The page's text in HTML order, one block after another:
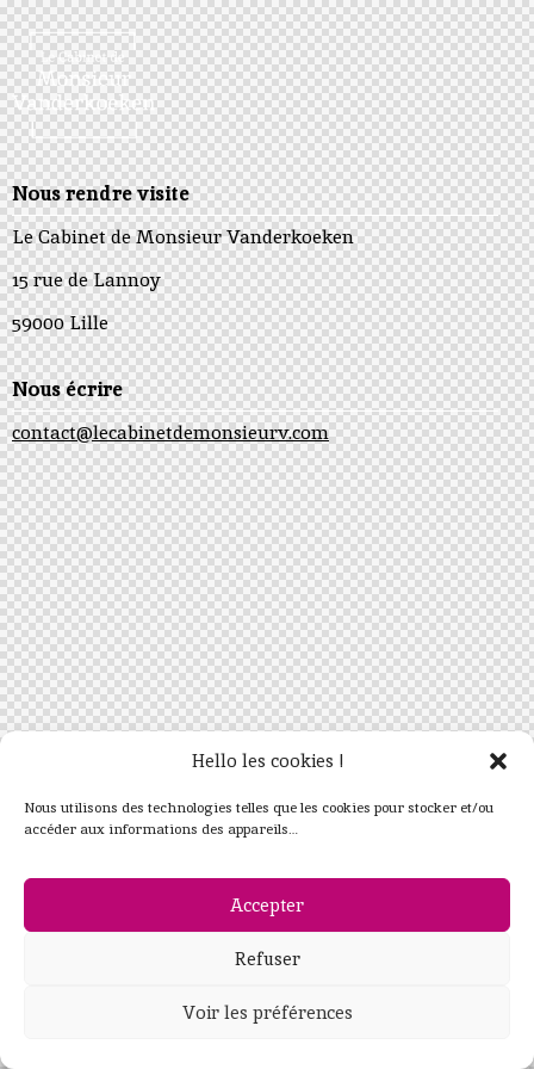
Hello les cookies !
Nous utilisons des technologies telles que les cookies pour stocker et/ou
accéder aux informations des appareils…
Accepter
Refuser
Voir les préférences
Nous rendre visite
Le Cabinet de Monsieur Vanderkoeken
15 rue de Lannoy
59000 Lille
Nous écrire
contact@lecabinetdemonsieurv.com